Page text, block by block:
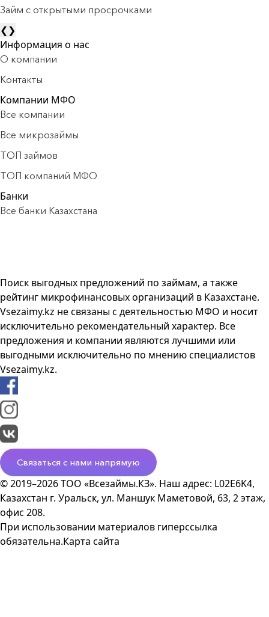
Займ с открытыми просрочками
❮❯
Информация о нас
О компании
Контакты
Компании МФО
Все компании
Все микрозаймы
ТОП займов
ТОП компаний МФО
Банки
Все банки Казахстана
Поиск выгодных предложений по займам, а также
рейтинг микрофинансовых организаций в Казахстане.
Vsezaimy.kz не связаны с деятельностью МФО и носит
исключительно рекомендательный характер. Все
предложения и компании являются лучшими или
выгодными исключительно по мнению специалистов
Vsezaimy.kz.
Связаться с нами напрямую
© 2019–2026 ТОО «Всезаймы.КЗ». Наш адрес: L02E6K4,
Казахстан г. Уральск, ул. Маншук Маметовой, 63, 2 этаж,
офис 208.
При использовании материалов гиперссылка
обязательна.Карта сайта